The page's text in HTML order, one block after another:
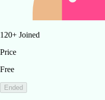
120+ Joined
Price
Free
Ended